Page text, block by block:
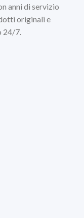
anni di servizio
originali e
24/7.